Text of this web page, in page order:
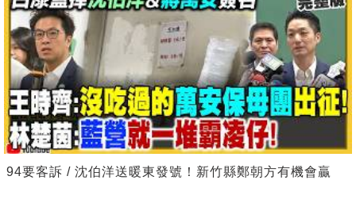
94要客訴 / 沈伯洋送暖東發號！新竹縣鄭朝方有機會贏